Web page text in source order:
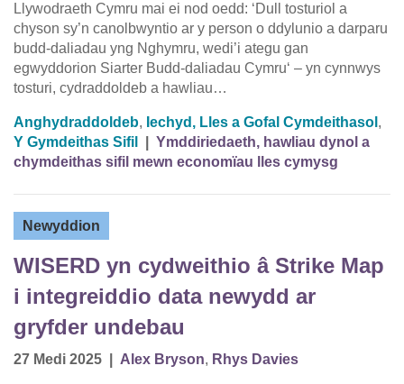
Llywodraeth Cymru mai ei nod oedd: ‘Dull tosturiol a
chyson sy’n canolbwyntio ar y person o ddylunio a darparu
budd-daliadau yng Nghymru, wedi’i ategu gan
egwyddorion Siarter Budd-daliadau Cymru‘ – yn cynnwys
tosturi, cydraddoldeb a hawliau…
Anghydraddoldeb, Iechyd, Lles a Gofal Cymdeithasol ,
Y Gymdeithas Sifil
Ymddiriedaeth, hawliau dynol a
chymdeithas sifil mewn economïau lles cymysg
Newyddion
WISERD yn cydweithio â Strike Map
i integreiddio data newydd ar
gryfder undebau
27 Medi 2025 Alex Bryson, Rhys Davies